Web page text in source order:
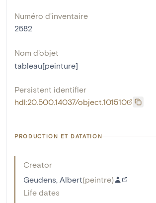
Numéro d'inventaire
2582
Nom d'objet
tableau[peinture]
Persistent identifier
hdl:20.500.14037/object.101510
PRODUCTION ET DATATION
Creator
Geudens, Albert(peintre)
Life dates